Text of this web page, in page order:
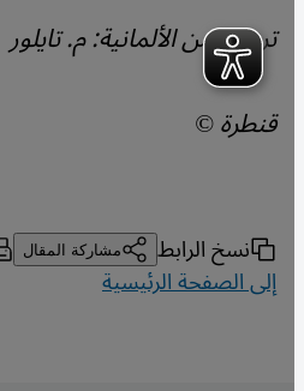
ترجمة من الألمانية: م. تايلور
قنطرة ©
نسخ الرابط مشاركة المقال
إلى الصفحة الرئيسية